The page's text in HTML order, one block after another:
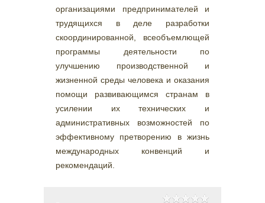
организациями предпринимателей и
трудящихся в деле разработки
скоординированной, всеобъемлющей
программы деятельности по
улучшению производственной и
жизненной среды человека и оказания
помощи развивающимся странам в
усилении их технических и
административных возможностей по
эффективному претворению в жизнь
международных конвенций и
рекомендаций.